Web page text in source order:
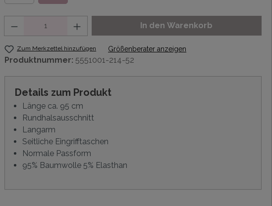
In den Warenkorb
Zum Merkzettel hinzufügen Größenberater anzeigen
Produktnummer: 5551001-214-52
Details zum Produkt
Länge ca. 95 cm
Rundhalsausschnitt
Langarm
Seitliche Eingrifftaschen
Normale Passform
95% Baumwolle 5% Elasthan